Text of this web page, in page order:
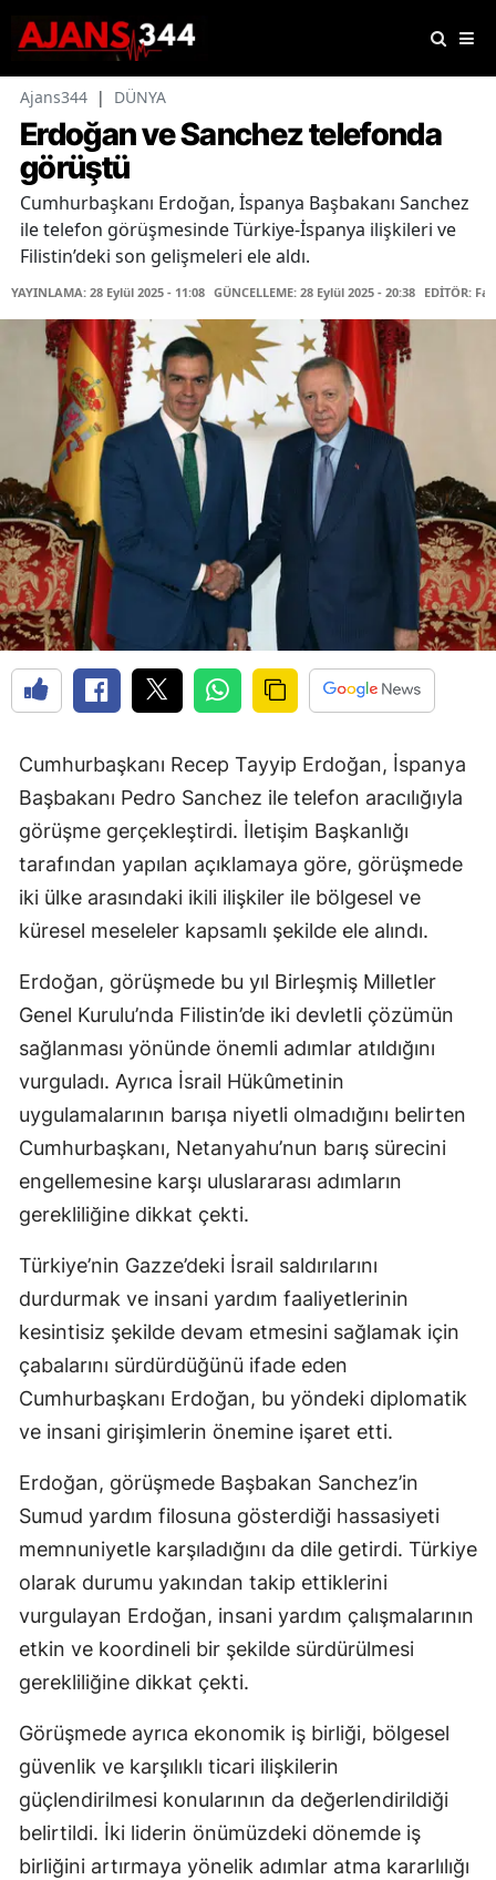
Ajans344 | DÜNYA
Erdoğan ve Sanchez telefonda
görüştü
Cumhurbaşkanı Erdoğan, İspanya Başbakanı Sanchez
ile telefon görüşmesinde Türkiye-İspanya ilişkileri ve
Filistin’deki son gelişmeleri ele aldı.
YAYINLAMA: 28 Eylül 2025 - 11:08 GÜNCELLEME: 28 Eylül 2025 - 20:38 EDİTÖR:
Cumhurbaşkanı Recep Tayyip Erdoğan, İspanya
Başbakanı Pedro Sanchez ile telefon aracılığıyla
görüşme gerçekleştirdi. İletişim Başkanlığı
tarafından yapılan açıklamaya göre, görüşmede
iki ülke arasındaki ikili ilişkiler ile bölgesel ve
küresel meseleler kapsamlı şekilde ele alındı.
Erdoğan, görüşmede bu yıl Birleşmiş Milletler
Genel Kurulu’nda Filistin’de iki devletli çözümün
sağlanması yönünde önemli adımlar atıldığını
vurguladı. Ayrıca İsrail Hükûmetinin
uygulamalarının barışa niyetli olmadığını belirten
Cumhurbaşkanı, Netanyahu’nun barış sürecini
engellemesine karşı uluslararası adımların
gerekliliğine dikkat çekti.
Türkiye’nin Gazze’deki İsrail saldırılarını
durdurmak ve insani yardım faaliyetlerinin
kesintisiz şekilde devam etmesini sağlamak için
çabalarını sürdürdüğünü ifade eden
Cumhurbaşkanı Erdoğan, bu yöndeki diplomatik
ve insani girişimlerin önemine işaret etti.
Erdoğan, görüşmede Başbakan Sanchez’in
Sumud yardım filosuna gösterdiği hassasiyeti
memnuniyetle karşıladığını da dile getirdi. Türkiye
olarak durumu yakından takip ettiklerini
vurgulayan Erdoğan, insani yardım çalışmalarının
etkin ve koordineli bir şekilde sürdürülmesi
gerekliliğine dikkat çekti.
Görüşmede ayrıca ekonomik iş birliği, bölgesel
güvenlik ve karşılıklı ticari ilişkilerin
güçlendirilmesi konularının da değerlendirildiği
belirtildi. İki liderin önümüzdeki dönemde iş
birliğini artırmaya yönelik adımlar atma kararlılığı